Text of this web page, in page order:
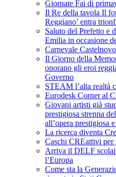
Giornate Fai di
Il Re della tavola Il
Reggiano’ entra
Saluto del Prefetto e
Emilia in occasione
Carnevale
Il Giorno della
onorano gli eroi
Governo
STEAM l’alta realtà
Eurodesk Corner al
Giovani artisti già
prestigiosa strenna
all’opera prestigiosa
La ricerca diventa
Caschi CREattivi per
Arriva il DELF
l’Europa
Come sta la